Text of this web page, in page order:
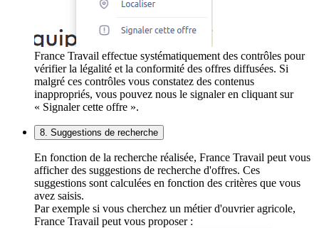
France Travail effectue systématiquement des contrôles pour
vérifier la légalité et la conformité des offres diffusées. Si
malgré ces contrôles vous constatez des contenus
inappropriés, vous pouvez nous le signaler en cliquant sur
« Signaler cette offre ».
8. Suggestions de recherche
En fonction de la recherche réalisée, France Travail peut vous
afficher des suggestions de recherche d'offres. Ces
suggestions sont calculées en fonction des critères que vous
avez saisis.
Par exemple si vous cherchez un métier d'ouvrier agricole,
France Travail peut vous proposer :